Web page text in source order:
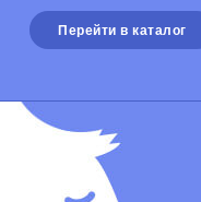
Перейти в каталог